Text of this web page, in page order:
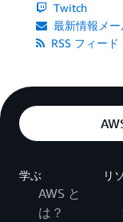
Twitch
最新情報メー
RSS フィード
学ぶ
AWS と
は？
リ